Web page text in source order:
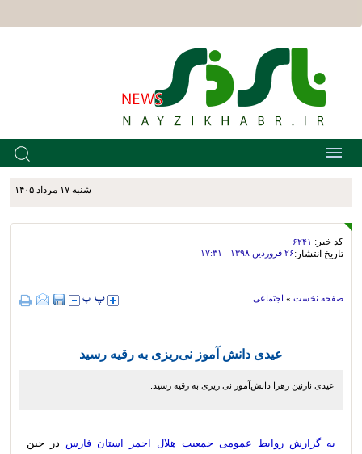
شنبه ۱۷ مرداد ۱۴۰۵
کد خبر: ۶۲۴۱
تاریخ انتشار:۲۶ فروردين ۱۳۹۸ - ۱۷:۳۱
صفحه نخست » اجتماعی
عیدی دانش آموز نی‌ریزی به رقیه رسید
عیدی نازنین زهرا دانش‌آموز نی ریزی به رقیه رسید.
به گزارش روابط عمومی جمعیت هلال احمر استان فارس در حین